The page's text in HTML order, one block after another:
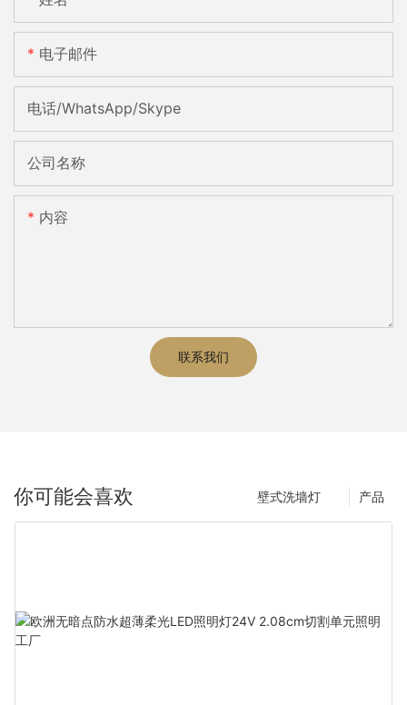
电子邮件
电话/WhatsApp/Skype
公司名称
内容
联系我们
你可能会喜欢 产品
壁式洗墙灯